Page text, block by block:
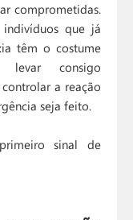
comprometidas.
que já
têm o costume
levar consigo
a reação
seja feito.
sinal de